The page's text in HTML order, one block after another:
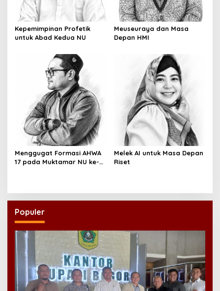
Kepemimpinan Profetik
untuk Abad Kedua NU
Meuseuraya dan Masa
Depan HMI
Menggugat Formasi AHWA
17 pada Muktamar NU ke-
Melek AI untuk Masa Depan
Riset
Populer